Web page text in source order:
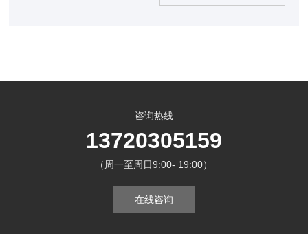
咨询热线
13720305159
（周一至周日9:00- 19:00）
在线咨询